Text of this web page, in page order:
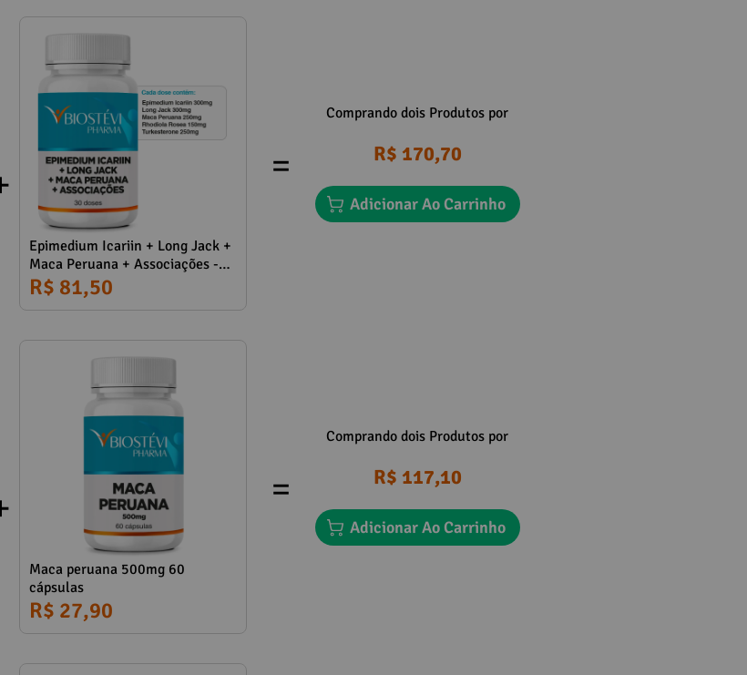
Epimedium Icariin + Long Jack +
Maca Peruana + Associações -
30 Doses | (Bio Testo Turbo)
R$ 81,50
=
Comprando dois Produtos por
R$ 170,70
Adicionar Ao Carrinho
Maca peruana 500mg 60
cápsulas
R$ 27,90
=
Comprando dois Produtos por
R$ 117,10
Adicionar Ao Carrinho